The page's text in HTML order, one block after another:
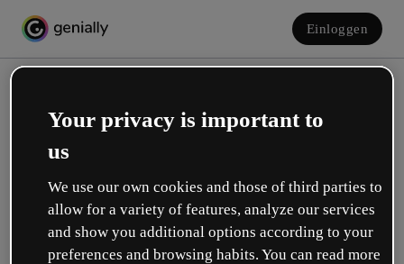
Einloggen
Erstelle dein kostenloses Konto!
Your privacy is important to
us
We use our own cookies and those of third parties to
allow for a variety of features, analyze our services
and show you additional options according to your
preferences and browsing habits. You can read more